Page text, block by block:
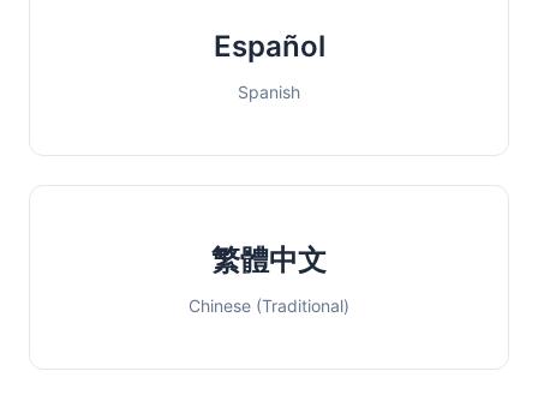
Español
Spanish
繁體中文
Chinese (Traditional)